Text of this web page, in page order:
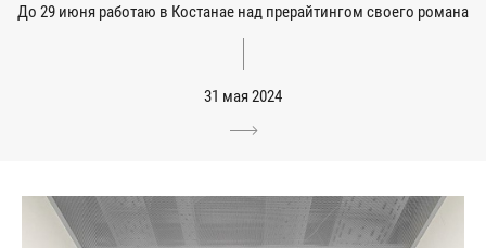
До 29 июня работаю в Костанае над прерайтингом своего романа
31 мая 2024